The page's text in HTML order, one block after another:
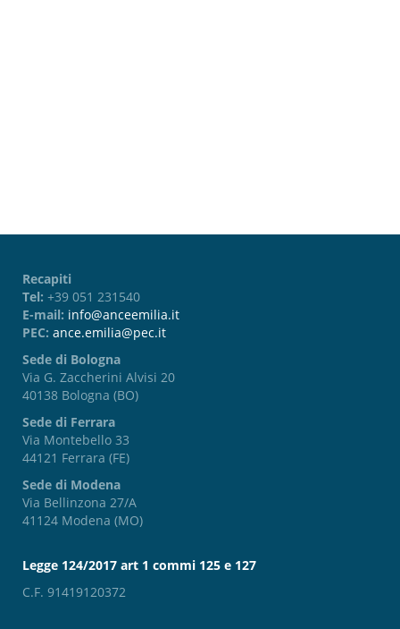
Recapiti
Tel: +39 051 231540
E-mail: info@anceemilia.it
PEC: ance.emilia@pec.it
Sede di Bologna
Via G. Zaccherini Alvisi 20
40138 Bologna (BO)
Sede di Ferrara
Via Montebello 33
44121 Ferrara (FE)
Sede di Modena
Via Bellinzona 27/A
41124 Modena (MO)
Legge 124/2017 art 1 commi 125 e 127
C.F. 91419120372